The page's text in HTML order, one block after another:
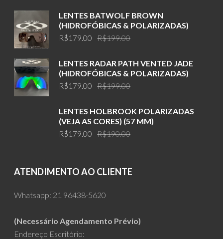
LENTES BATWOLF BROWN
(HIDROFÓBICAS & POLARIZADAS)
R$199.00
was:
R$199.00.
R$179.00
is:
R$179.00.
LENTES RADAR PATH VENTED JADE
(HIDROFÓBICAS & POLARIZADAS)
R$199.00
was:
R$199.00.
R$179.00
is:
R$179.00.
LENTES HOLBROOK POLARIZADAS
(VEJA AS CORES) (57 MM)
R$190.00
R$190.00.
R$179.00
R$179.00.
ATENDIMENTO AO CLIENTE
Whatsapp: 21 96438-5620
(Necessário Agendamento Prévio)
Endereço Escritório: